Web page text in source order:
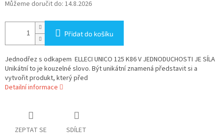
Můžeme doručit do: 14.8.2026
Přidat do košíku
Jednodřez s odkapem ELLECI UNICO 125 K86 V JEDNODUCHOSTI JE SÍLA
Unikátní to je kouzelné slovo. Být unikátní znamená představit si a
vytvořit produkt, který před
Detailní informace
ZEPTAT SE SDÍLET